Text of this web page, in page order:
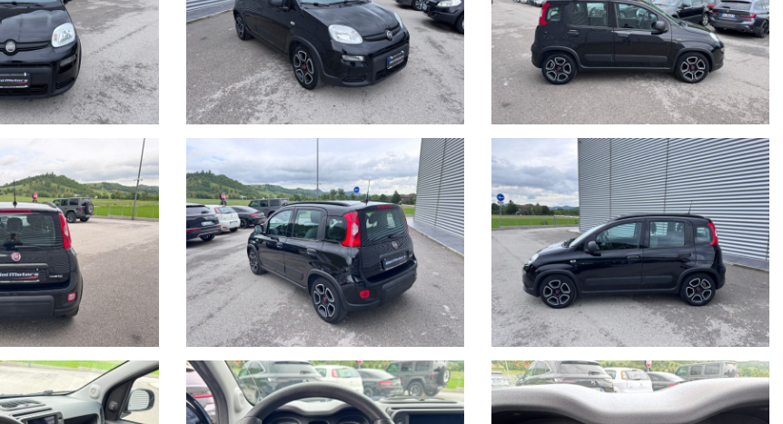
con marca/modello/km/anno/condizioni esterne/interne/meccaniche ed allegare delle foto evidenziando eventuali
da valutare in sede poichè il calcolatore automatico del sito è puramente indicativo.
n° 3 lungo la SS 73 bis accanto alla stazione di servizio Beyfin.
di Arezzo per il versante tirrenico.
operatore potrebbero anche differire o presentare qualche errore, pertanto ricordiamo che questo è solo un'annuncio e prima
dettagli, lo stato dell'auto se volete anche con l'ausilio di un vostro meccanico o referente di fiducia e la disponibilità del veicolo.